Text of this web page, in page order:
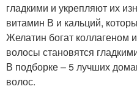
гладкими и укрепляют их
витамин В и кальций,
Желатин богат коллагеном
волосы становятся
В подборке – 5 лучших
волос.